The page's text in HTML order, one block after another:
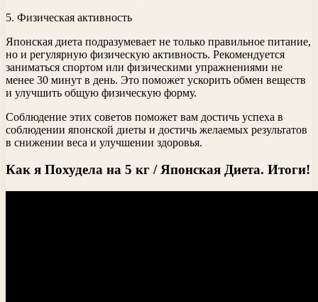
5. Физическая активность
Японская диета подразумевает не только правильное питание,
но и регулярную физическую активность. Рекомендуется
заниматься спортом или физическими упражнениями не
менее 30 минут в день. Это поможет ускорить обмен веществ
и улучшить общую физическую форму.
Соблюдение этих советов поможет вам достичь успеха в
соблюдении японской диеты и достичь желаемых результатов
в снижении веса и улучшении здоровья.
Как я Похудела на 5 кг / Японская Диета. Итоги!